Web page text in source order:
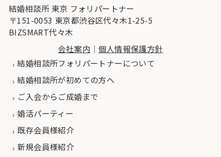
結婚相談所 東京 フォリパートナー
〒151-0053 東京都渋谷区代々木1-25-5
BIZSMART代々木
会社案内 ｜ 個人情報保護方針
結婚相談所フォリパートナーについて
結婚相談所が初めての方へ
ご入会からご成婚まで
婚活パーティー
既存会員様紹介
新規会員様紹介